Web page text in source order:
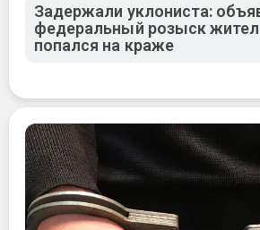
Задержали уклониста:
федеральный розыск
попался на краже